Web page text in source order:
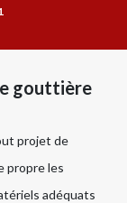
gouttière
projet de
propre les
adéquats